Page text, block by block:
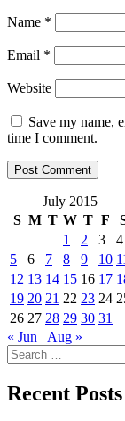
Name *
Email *
Website
Save my name,
time I comment.
July 2015
S M T W T F
1
2 3
4
5
6 7 8 9 10
12 13 14 15 16 17
19 20 21 22 23 24
26 27 28 29 30 31
« Jun
Aug »
Search
for:
Recent Posts